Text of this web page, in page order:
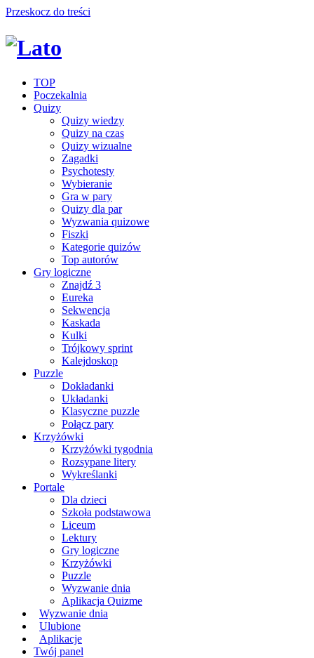
Przeskocz do treści
TOP
Poczekalnia
Quizy
Quizy wiedzy
Quizy na czas
Quizy wizualne
Zagadki
Psychotesty
Wybieranie
Gra w pary
Quizy dla par
Wyzwania quizowe
Fiszki
Kategorie quizów
Top autorów
Gry logiczne
Znajdź 3
Eureka
Sekwencja
Kaskada
Kulki
Trójkowy sprint
Kalejdoskop
Puzzle
Dokładanki
Układanki
Klasyczne puzzle
Połącz pary
Krzyżówki
Krzyżówki tygodnia
Rozsypane litery
Wykreślanki
Portale
Dla dzieci
Szkoła podstawowa
Liceum
Lektury
Gry logiczne
Krzyżówki
Puzzle
Wyzwanie dnia
Aplikacja Quizme
Wyzwanie dnia
Ulubione
Aplikacje
Twój panel